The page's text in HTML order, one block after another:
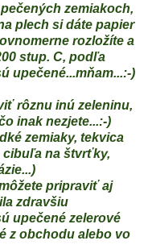
zemiakoch,
plech si dáte papier
rozložíte a
stup. C, podľa
upečené...mňam...:-)
rôznu inú zeleninu,
inak nezjete...:-)
zemiaky, tekvica
cibuľa na štvrťky,
pripraviť aj
zdravšiu
upečené zelerové
z obchodu alebo vo